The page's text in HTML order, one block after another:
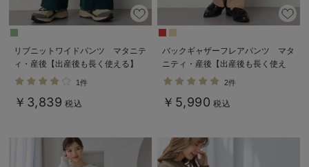
リブニットワイドパンツ マタニテ
ィ・産後【出産後も長く使える】
Rosemadame（ローズマダム）
1件
￥3,839 税込
バックギャザーフレアパンツ マタ
ニティ・産後【出産後も長く使え
る】
2件
￥5,990 税込